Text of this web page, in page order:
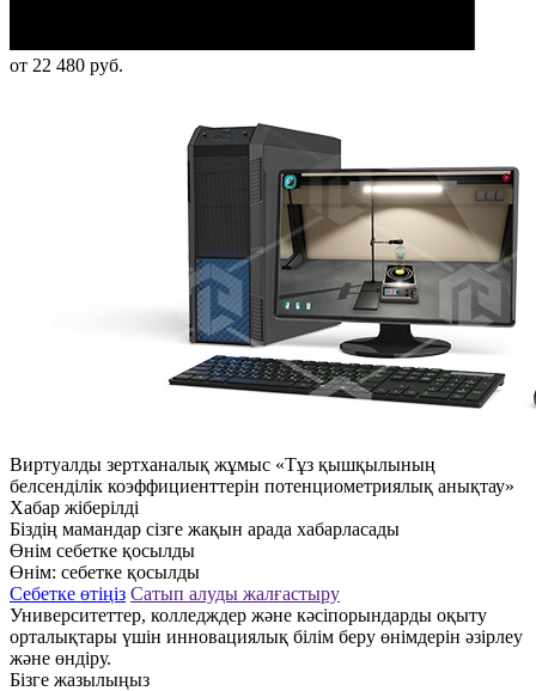
от 22 480 руб.
Виртуалды зертханалық жұмыс «Тұз қышқылының
белсенділік коэффициенттерін потенциометриялық анықтау»
Хабар жіберілді
Біздің мамандар сізге жақын арада хабарласады
Өнім себетке қосылды
Өнім: себетке қосылды
Себетке өтіңіз Сатып алуды жалғастыру
Университеттер, колледждер және кәсіпорындарды оқыту
орталықтары үшін инновациялық білім беру өнімдерін әзірлеу
және өндіру.
Бізге жазылыңыз